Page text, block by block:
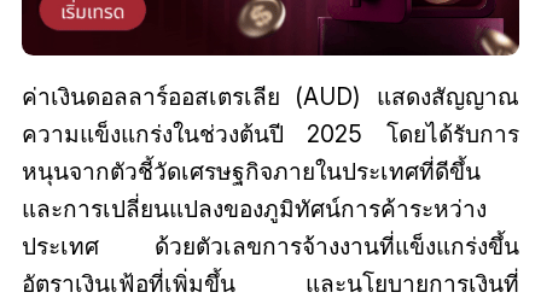
ค่าเงินดอลลาร์ออสเตรเลีย (AUD) แสดงสัญญาณ
ความแข็งแกร่งในช่วงต้นปี 2025 โดยได้รับการ
หนุนจากตัวชี้วัดเศรษฐกิจภายในประเทศที่ดีขึ้น
และการเปลี่ยนแปลงของภูมิทัศน์การค้าระหว่าง
ประเทศ ด้วยตัวเลขการจ้างงานที่แข็งแกร่งขึ้น
อัตราเงินเฟ้อที่เพิ่มขึ้น และนโยบายการเงินที่